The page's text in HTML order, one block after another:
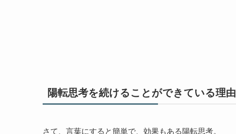
陽転思考を続けることができている理由
さて、言葉にすると簡単で、効果もある陽転思考。